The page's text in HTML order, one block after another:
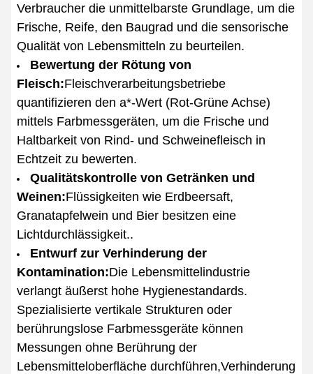
Verbraucher die unmittelbarste Grundlage, um die
Frische, Reife, den Baugrad und die sensorische
Qualität von Lebensmitteln zu beurteilen.
Bewertung der Rötung von
Fleisch:Fleischverarbeitungsbetriebe
quantifizieren den a*-Wert (Rot-Grüne Achse)
mittels Farbmessgeräten, um die Frische und
Haltbarkeit von Rind- und Schweinefleisch in
Echtzeit zu bewerten.
Qualitätskontrolle von Getränken und
Weinen:Flüssigkeiten wie Erdbeersaft,
Granatapfelwein und Bier besitzen eine
Lichtdurchlässigkeit..
Entwurf zur Verhinderung der
Kontamination:Die Lebensmittelindustrie
verlangt äußerst hohe Hygienestandards.
Spezialisierte vertikale Strukturen oder
berührungslose Farbmessgeräte können
Messungen ohne Berührung der
Lebensmitteloberfläche durchführen,Verhinderung